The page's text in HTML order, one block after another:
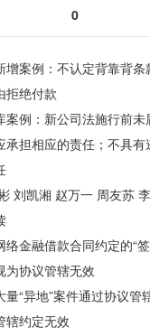
0
案例：不认定背靠背
拒绝付款
例：新公司法施行前未
承担相应的责任；不具
凯湘 赵万一 周友苏
金融借款合同约定的“签
为协议管辖无效
异地”案件通过协议管
辖约定无效